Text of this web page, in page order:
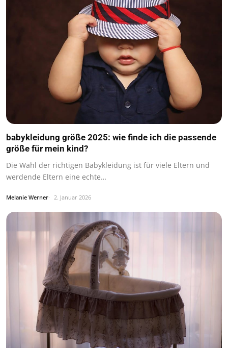
babykleidung größe 2025: wie finde ich die passende
größe für mein kind?
Die Wahl der richtigen Babykleidung ist für viele Eltern und
werdende Eltern eine echte…
Melanie Werner 2. Januar 2026